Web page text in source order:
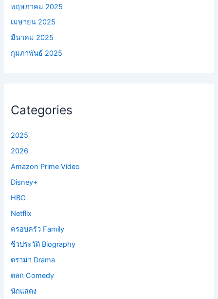
พฤษภาคม 2025
เมษายน 2025
มีนาคม 2025
กุมภาพันธ์ 2025
Categories
2025
2026
Amazon Prime Video
Disney+
HBO
Netflix
ครอบครัว Family
ชีวประวัติ Biography
ดราม่า Drama
ตลก Comedy
นักแสดง